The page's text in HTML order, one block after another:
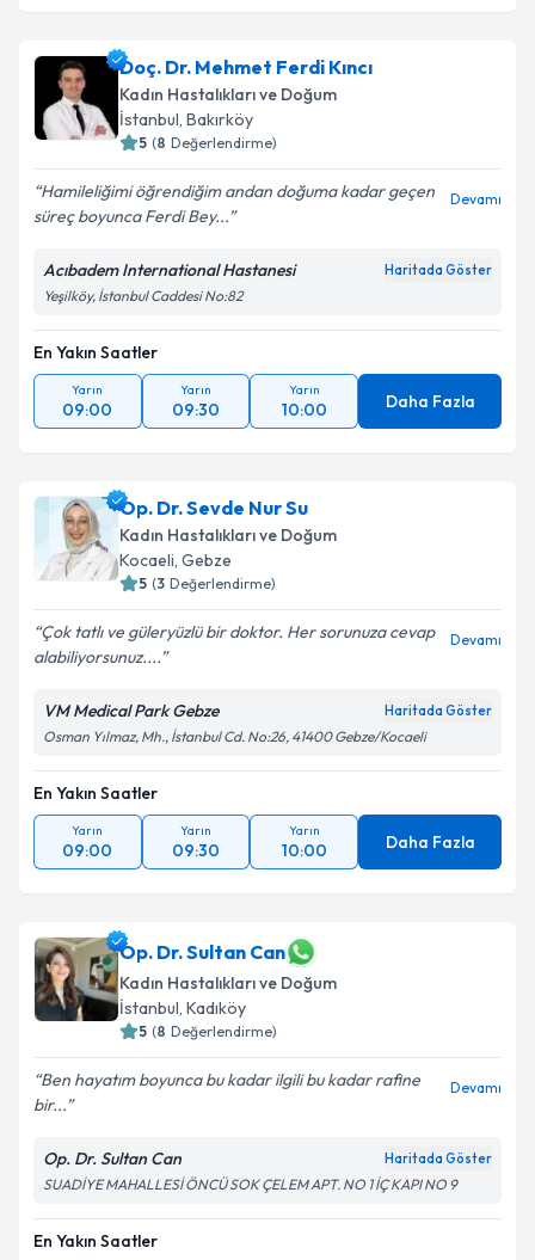
Doç. Dr. Mehmet Ferdi Kıncı
Kadın Hastalıkları ve Doğum
İstanbul, Bakırköy
5 (8 Değerlendirme)
Hamileliğimi öğrendiğim andan doğuma kadar geçen
süreç boyunca Ferdi Bey...
Devamı
Acıbadem International Hastanesi Haritada Göster
Yeşilköy, İstanbul Caddesi No:82
En Yakın Saatler
Yarın
09:00
Yarın
09:30
Yarın
10:00 Daha Fazla
Op. Dr. Sevde Nur Su
Kadın Hastalıkları ve Doğum
Kocaeli, Gebze
5 (3 Değerlendirme)
Çok tatlı ve güleryüzlü bir doktor. Her sorunuza cevap
alabiliyorsunuz....
Devamı
VM Medical Park Gebze Haritada Göster
Osman Yılmaz, Mh., İstanbul Cd. No:26, 41400 Gebze/Kocaeli
En Yakın Saatler
Yarın
09:00
Yarın
09:30
Yarın
10:00 Daha Fazla
Op. Dr. Sultan Can
Kadın Hastalıkları ve Doğum
İstanbul, Kadıköy
5 (8 Değerlendirme)
Ben hayatım boyunca bu kadar ilgili bu kadar rafine
bir...
Devamı
Op. Dr. Sultan Can Haritada Göster
SUADİYE MAHALLESİ ÖNCÜ SOK ÇELEM APT. NO 1 İÇ KAPI NO 9
En Yakın Saatler